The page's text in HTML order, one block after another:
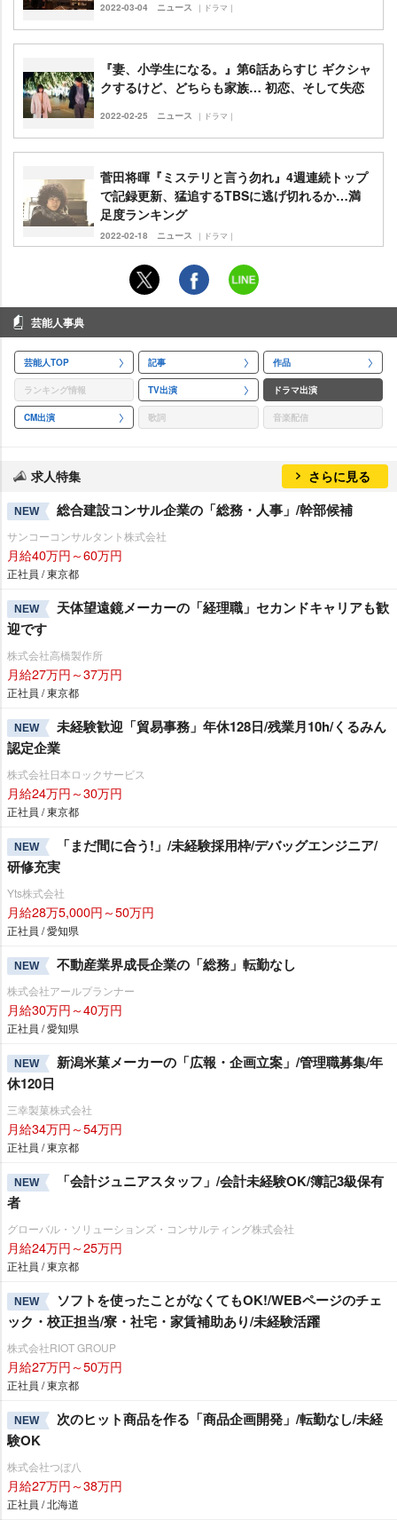
2022-03-04 ニュース ｜ドラマ｜
『妻、小学生になる。』第6話あらすじ ギクシャ
クするけど、どちらも家族… 初恋、そして失恋
2022-02-25 ニュース ｜ドラマ｜
菅田将暉『ミステリと言う勿れ』4週連続トップ
で記録更新、猛追するTBSに逃げ切れるか…満
足度ランキング
2022-02-18 ニュース ｜ドラマ｜
芸能人事典
芸能人TOP 記事 作品
ランキング情報 TV出演 ドラマ出演
CM出演 歌詞 音楽配信
求人特集 さらに見る
NEW 総合建設コンサル企業の「総務・人事」/幹部候補
サンコーコンサルタント株式会社
月給40万円～60万円
正社員 / 東京都
NEW
天体望遠鏡メーカーの「経理職」セカンドキャリアも歓
迎です
株式会社高橋製作所
月給27万円～37万円
正社員 / 東京都
NEW
未経験歓迎「貿易事務」年休128日/残業月10h/くるみん
認定企業
株式会社日本ロックサービス
月給24万円～30万円
正社員 / 東京都
NEW
「まだ間に合う!」/未経験採用枠/デバッグエンジニア/
研修充実
Yts株式会社
月給28万5,000円～50万円
正社員 / 愛知県
NEW 不動産業界成長企業の「総務」転勤なし
株式会社アールプランナー
月給30万円～40万円
正社員 / 愛知県
NEW
新潟米菓メーカーの「広報・企画立案」/管理職募集/年
休120日
三幸製菓株式会社
月給34万円～54万円
正社員 / 東京都
NEW
「会計ジュニアスタッフ」/会計未経験OK/簿記3級保有
者
グローバル・ソリューションズ・コンサルティング株式会社
月給24万円～25万円
正社員 / 東京都
NEW
ソフトを使ったことがなくてもOK!/WEBページのチェ
ック・校正担当/寮・社宅・家賃補助あり/未経験活躍
株式会社RIOT GROUP
月給27万円～50万円
正社員 / 東京都
NEW
次のヒット商品を作る「商品企画開発」/転勤なし/未経
験OK
株式会社つぼ八
月給27万円～38万円
正社員 / 北海道